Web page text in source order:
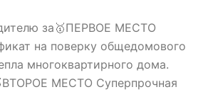
за🥇ПЕРВОЕ МЕСТО
на поверку общедомового
многоквартирного дома.
МЕСТО Суперпрочная